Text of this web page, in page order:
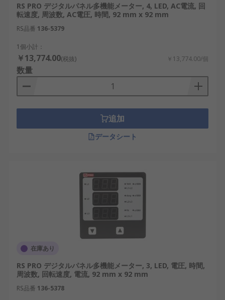
パルス・カウンタタイプ：パルス信号を受け
取り、回転数、速度、流量、個数、積算値な
どを表示します。エンコーダや近接センサを
使用する設備に適しています。
多機能パネルメータの選び方
示方法、外部接続、取付条件を順に確認します。
入力信号：AC電圧、DC電圧、AC電流、DC電
力方式を選びます。
表示方式：LCD、LED、TFT、OLED、数値表
示、バーグラフ表示などを比較します。確認
距離、周囲の明るさ、表示項目数、色による
判定表示の必要性が選択の基準です。
出力と通信：リレー出力、トランジスタ出
力、4~20 mAなどのアナログ出力、RS-485、
Modbus、Ethernetなどから、警報、制御、
記録、上位システムとの連携に必要な機能を
確認します。
RS PRO デジタルパネル多機能メーター, 4, LED, AC電流, 回
転速度, 周波数, AC電圧, 時間, 92 mm x 92 mm
RS品番 136-5379
1個小計：
￥13,774.00(税抜) ￥13,774.00/個
数量
追加
データシート
在庫あり
RS PRO デジタルパネル多機能メーター, 3, LED, 電圧, 時間,
周波数, 回転速度, 電流, 92 mm x 92 mm
RS品番 136-5378